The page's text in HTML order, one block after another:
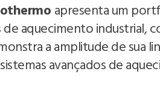
apresenta um
de aquecimento industrial,
a amplitude de sua
avançados de